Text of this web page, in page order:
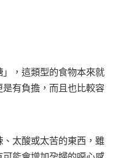
，這類型的食物本來就
有負擔，而且也比較容
太酸或太苦的東西，雖